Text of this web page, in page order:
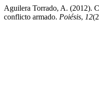
Aguilera Torrado, A. (2012).
conflicto armado. Poiésis, 12